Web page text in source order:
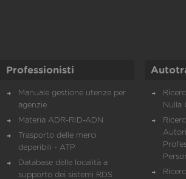
Professionisti
Manuale gestione utenze per
agenzie
Materia ADR-RID-ADN
Trasporto delle merci
deperibili - ATP
Database delle località a
supporto dei sistemi RDS
Nulla